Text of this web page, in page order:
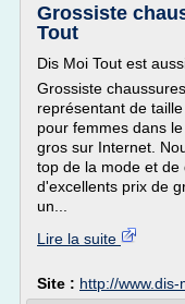
Grossiste
Tout
Dis Moi Tout est
Grossiste
représentant de
pour femmes dans
gros sur Internet.
top de la mode et de
d'excellents prix de
un...
Lire la suite
Site : http://